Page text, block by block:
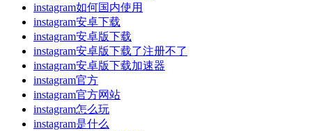
instagram如何国内使用
instagram安卓下载
instagram安卓版下载
instagram安卓版下载了注册不了
instagram安卓版下载加速器
instagram官方
instagram官方网站
instagram怎么玩
instagram是什么